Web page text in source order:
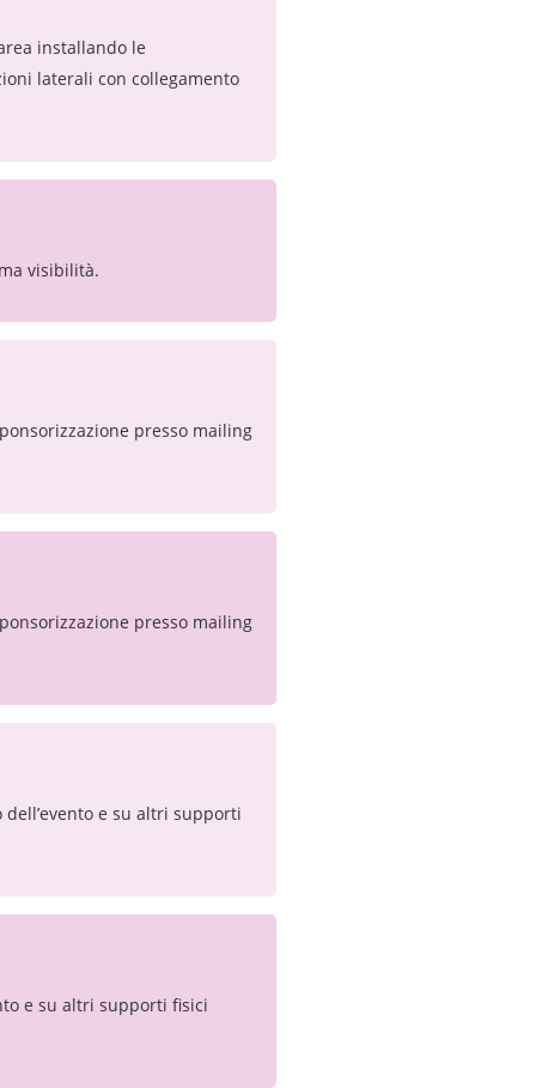
installando le
laterali con collegamento
visibilità.
presso mailing
presso mailing
e su altri supporti
e su altri supporti fisici